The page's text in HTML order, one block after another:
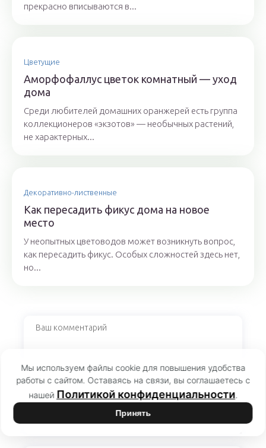
прекрасно вписываются в...
Цветущие
Аморфофаллус цветок комнатный — уход
дома
Среди любителей домашних оранжерей есть группа
коллекционеров «экзотов» — необычных растений,
не характерных...
Декоративно-лиственные
Как пересадить фикус дома на новое
место
У неопытных цветоводов может возникнуть вопрос,
как пересадить фикус. Особых сложностей здесь нет,
но...
Мы используем файлы cookie для повышения удобства
работы с сайтом. Оставаясь на связи, вы соглашаетесь с
нашей Политикой конфиденциальности.
Принять